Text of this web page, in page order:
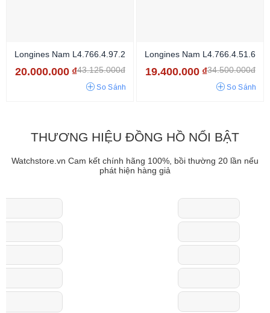
Longines Nam L4.766.4.97.2
20.000.000 ₫43.125.000đ
So Sánh
Longines Nam L4.766.4.51.6
19.400.000 ₫34.500.000đ
So Sánh
THƯƠNG HIỆU ĐỒNG HỒ NỔI BẬT
Watchstore.vn Cam kết chính hãng 100%, bồi thường 20 lần nếu
phát hiện hàng giả